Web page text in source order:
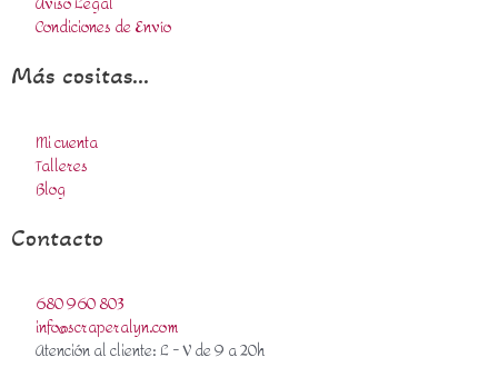
Condiciones de Envío
Más cositas...
Mi cuenta
Talleres
Blog
Contacto
680 960 803
info@scraperalyn.com
Atención al cliente: L - V de 9 a 20h